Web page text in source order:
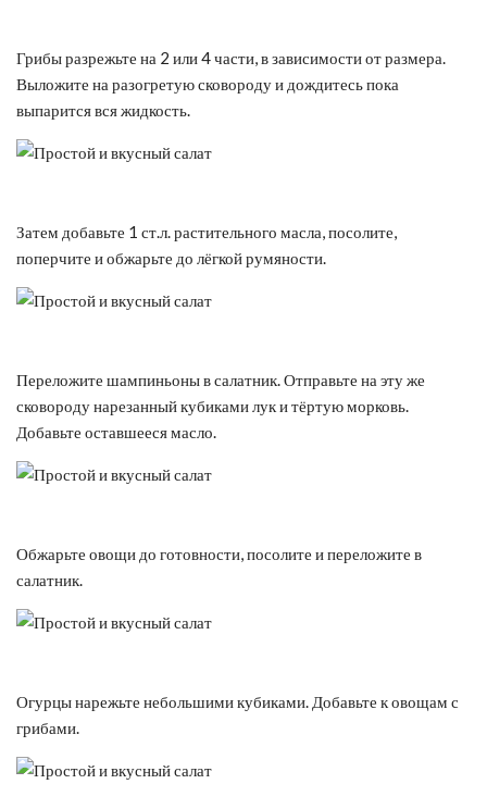
Грибы разрежьте на 2 или 4 части, в зависимости от размера.
Выложите на разогретую сковороду и дождитесь пока
выпарится вся жидкость.
Затем добавьте 1 ст.л. растительного масла, посолите,
поперчите и обжарьте до лёгкой румяности.
Переложите шампиньоны в салатник. Отправьте на эту же
сковороду нарезанный кубиками лук и тёртую морковь.
Добавьте оставшееся масло.
Обжарьте овощи до готовности, посолите и переложите в
салатник.
Огурцы нарежьте небольшими кубиками. Добавьте к овощам с
грибами.